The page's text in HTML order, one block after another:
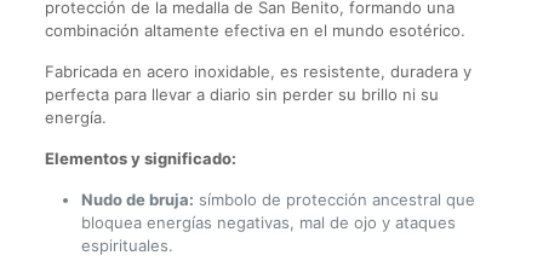
protección de la medalla de San Benito, formando una
combinación altamente efectiva en el mundo esotérico.
Fabricada en acero inoxidable, es resistente, duradera y
perfecta para llevar a diario sin perder su brillo ni su
energía.
Elementos y significado:
Nudo de bruja: símbolo de protección ancestral que
bloquea energías negativas, mal de ojo y ataques
espirituales.